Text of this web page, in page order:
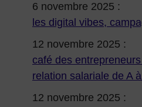
6 novembre 2025 :
les digital vibes,
12 novembre 2025 :
café des
relation salariale de A
12 novembre 2025 :